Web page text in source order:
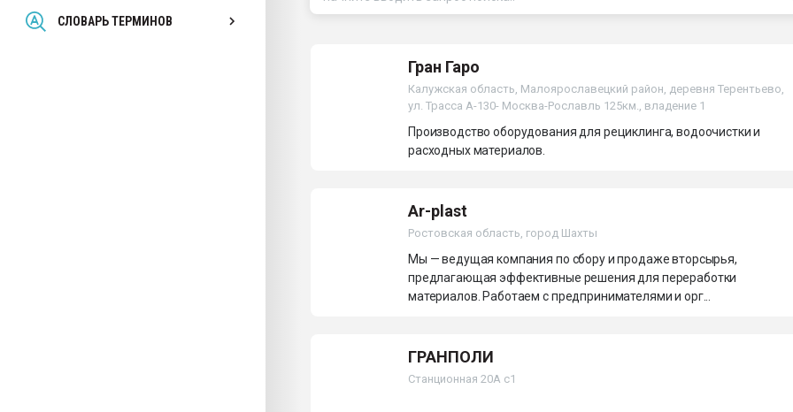
СЛОВАРЬ ТЕРМИНОВ
Всё, что касается выдува ПЭТ
ПЕРЕЙТИ НА ФОРУМ
Гран Гаро
Калужская область, Малоярославецкий район, деревня Терентьево,
ул. Трасса А-130- Москва-Рославль 125км., владение 1
Производство оборудования для рециклинга, водоочистки и
расходных материалов.
Ar-plast
Ростовская область, город Шахты
Мы — ведущая компания по сбору и продаже вторсырья,
предлагающая эффективные решения для переработки
материалов. Работаем с предпринимателями и орг...
ГРАНПОЛИ
Станционная 20А с1